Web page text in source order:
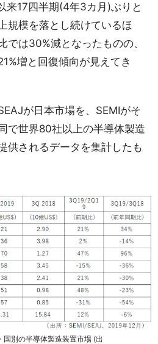
来17四半期(4年3カ月)ぶりと
規模を落とし続けているほ
では30%減となったものの、
増と回復傾向が見えてき
が日本市場を、SEMIがそ
で世界80社以上の半導体製造
供されるデータを集計したも
別の半導体製造装置市場 (出